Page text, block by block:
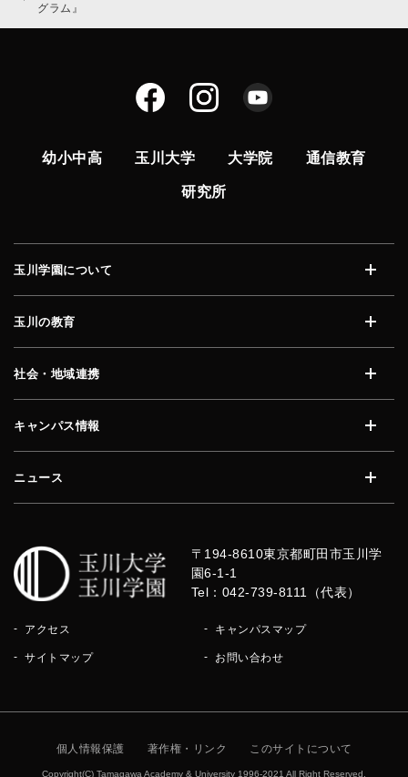
グラム』
幼小中高 玉川大学 大学院 通信教育
研究所
玉川学園について
玉川の教育
社会・地域連携
キャンパス情報
ニュース
〒194-8610東京都町田市玉川学
園6-1-1
Tel：042-739-8111（代表）
アクセス キャンパスマップ
サイトマップ お問い合わせ
個人情報保護 著作権・リンク このサイトについて
Copyright(C) Tamagawa Academy & University 1996-2021 All Right Reserved.